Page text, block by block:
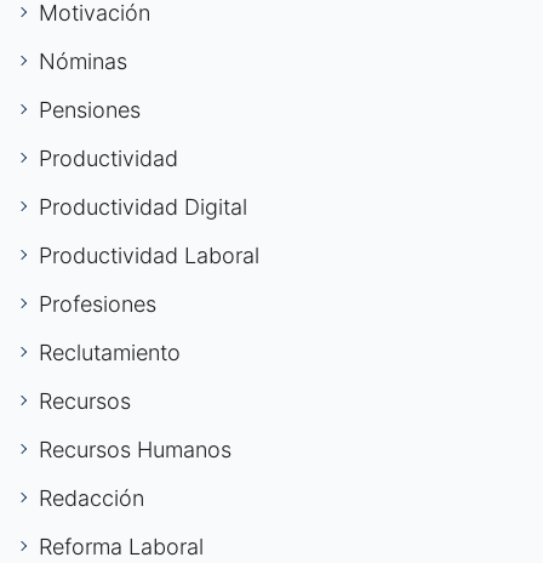
Motivación
Nóminas
Pensiones
Productividad
Productividad Digital
Productividad Laboral
Profesiones
Reclutamiento
Recursos
Recursos Humanos
Redacción
Reforma Laboral